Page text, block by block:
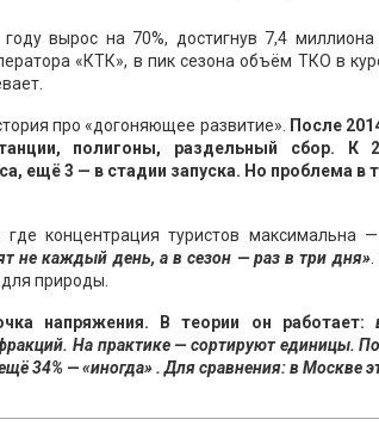
вырос на 70%, достигнув 7,4
«КТК», в пик сезона объём ТКО в
про «догоняющее развитие».
После
полигоны, раздельный сбор.
ещё 3 — в стадии запуска. Но проблема в
концентрация туристов максимальна
не каждый день, а в сезон — раз в три дня».
природы.
напряжения. В теории он работает:
На практике — сортируют единицы.
34% — «иногда» . Для сравнения: в Москве